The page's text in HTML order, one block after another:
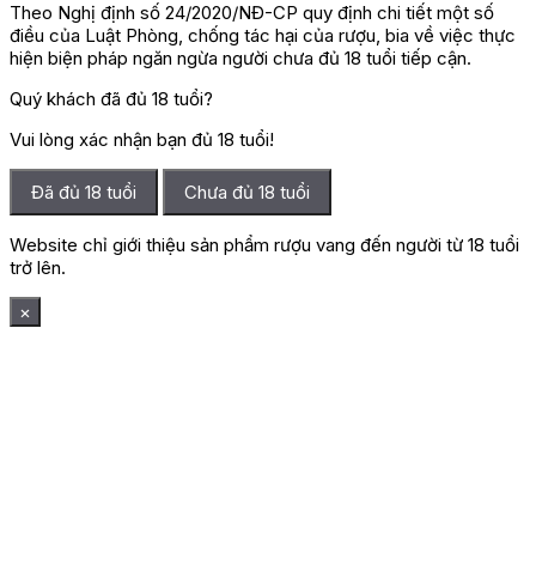
Theo Nghị định số 24/2020/NĐ-CP quy định chi tiết một số
điều của Luật Phòng, chống tác hại của rượu, bia về việc thực
hiện biện pháp ngăn ngừa người chưa đủ 18 tuổi tiếp cận.
Quý khách đã đủ 18 tuổi?
Vui lòng xác nhận bạn đủ 18 tuổi!
Đã đủ 18 tuổi Chưa đủ 18 tuổi
Website chỉ giới thiệu sản phẩm rượu vang đến người từ 18 tuổi
trở lên.
×